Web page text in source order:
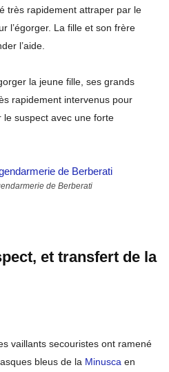
très rapidement attraper par le
l’égorger. La fille et son frère
l’aide.
la jeune fille, ses grands
rapidement intervenus pour
le suspect avec une forte
de Berberati
et transfert de la
vaillants secouristes ont ramené
bleus de la Minusca en